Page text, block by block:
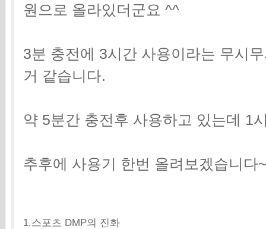
원으로 올라있더군요 ^^
3분 충전에 3시간 사용이라는 무시
거 같습니다.
약 5분간 충전후 사용하고 있는데 1
추후에 사용기 한번 올려보겠습니다
1.스포츠 DMP의 진화